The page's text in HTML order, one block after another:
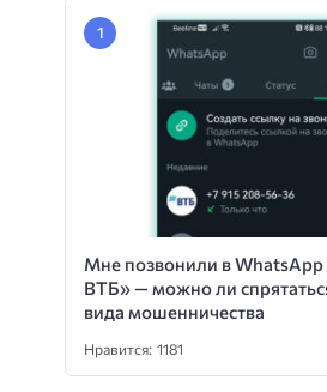
Мне позвонили в WhatsApp
ВТБ» — можно ли
вида мошенничества
Нравится: 1181